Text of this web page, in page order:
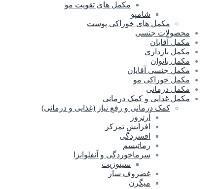
مکمل های تقویت مو
شامپو
مکمل های خوراکی پوست
محصولات جنسی
مکمل آقایان
مکمل بارداری
مکمل بانوان
مکمل جنسی آقایان
مکمل خوراکی مو
مکمل درمانی
مکمل غذایی و کمک درمانی
کمک درمانی و رفع نیاز (غذایی و درمانی)
آرتروز
افزایش تمرکز
افسردگی
رماتیسم
سرماخوردگی و آنفلوانزا
سینوزیت
غضروف ساز
میگرن